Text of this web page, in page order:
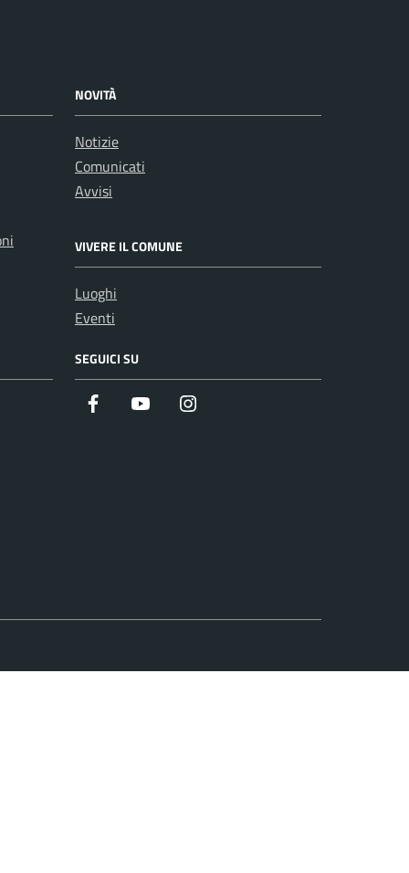
NOVITÀ
Notizie
Comunicati
Avvisi
VIVERE IL COMUNE
Luoghi
Eventi
SEGUICI SU
Facebook Youtube